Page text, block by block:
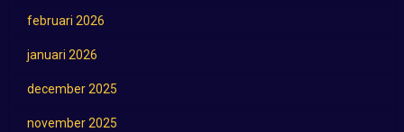
februari 2026
januari 2026
december 2025
november 2025